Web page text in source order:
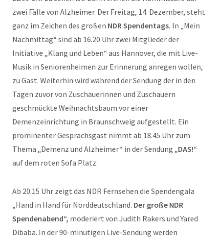
zwei Fälle von Alzheimer. Der Freitag, 14. Dezember, steht
ganz im Zeichen des großen NDR Spendentags. In „Mein
Nachmittag“ sind ab 16.20 Uhr zwei Mitglieder der
Initiative „Klang und Leben“ aus Hannover, die mit Live-
Musik in Seniorenheimen zur Erinnerung anregen wollen,
zu Gast. Weiterhin wird während der Sendung der in den
Tagen zuvor von Zuschauerinnen und Zuschauern
geschmückte Weihnachtsbaum vor einer
Demenzeinrichtung in Braunschweig aufgestellt. Ein
prominenter Gesprächsgast nimmt ab 18.45 Uhr zum
Thema „Demenz und Alzheimer“ in der Sendung „DAS!“
auf dem roten Sofa Platz.
Ab 20.15 Uhr zeigt das NDR Fernsehen die Spendengala
„Hand in Hand für Norddeutschland. Der große NDR
Spendenabend“, moderiert von Judith Rakers und Yared
Dibaba. In der 90-minütigen Live-Sendung werden